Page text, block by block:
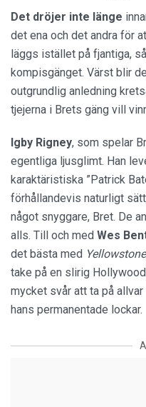
Det dröjer inte länge
det ena och det andra för
läggs istället på fjantiga,
kompisgänget. Värst blir
outgrundlig anledning
tjejerna i Brets gäng vill
Igby Rigney, som spelar
egentliga ljusglimt. Han
karaktäristiska ”Patrick
förhållandevis naturligt
något snyggare, Bret. De
alls. Till och med Wes
det bästa med Yellowstone
take på en slirig
mycket svår att ta på
hans permanentade lockar.